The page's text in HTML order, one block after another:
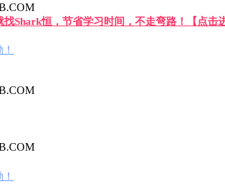
Shark恒，节省学习时间，不走弯路！【点击